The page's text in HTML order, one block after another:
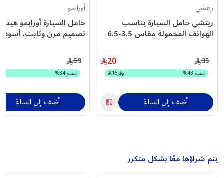
ريتشي
ريتشي حامل السيارة يناسب
الهواتف المحمولة مقاس 3.5-6.5
20 35
خصم43
% وفر15
أضف إلى السلة
أورايمو
31-BK
59
خصم34
%
أضف إلى السلة
يتم شراؤها معًا بشكل متكرر